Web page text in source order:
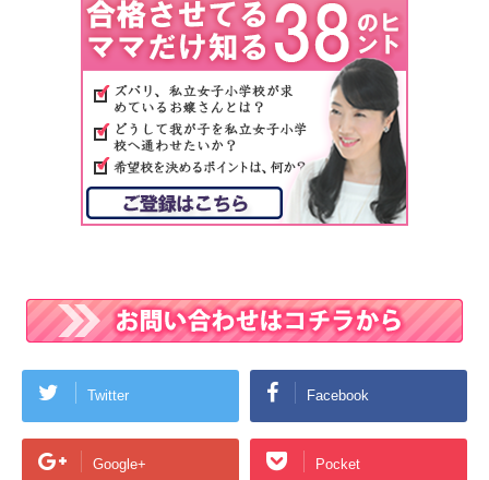
Twitter Facebook
Google+ Pocket